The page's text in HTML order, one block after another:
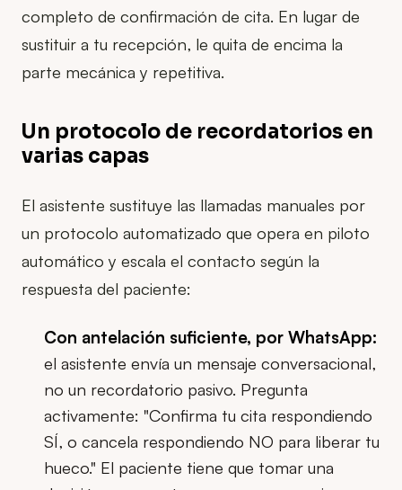
completo de confirmación de cita. En lugar de
sustituir a tu recepción, le quita de encima la
parte mecánica y repetitiva.
Un protocolo de recordatorios en
varias capas
El asistente sustituye las llamadas manuales por
un protocolo automatizado que opera en piloto
automático y escala el contacto según la
respuesta del paciente:
Con antelación suficiente, por WhatsApp:
el asistente envía un mensaje conversacional,
no un recordatorio pasivo. Pregunta
activamente: "Confirma tu cita respondiendo
SÍ, o cancela respondiendo NO para liberar tu
hueco." El paciente tiene que tomar una